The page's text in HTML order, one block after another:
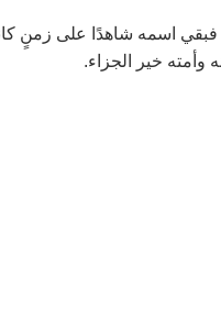
فبقي اسمه شاهدًا على زمنٍ
وأمته خير الجزاء.